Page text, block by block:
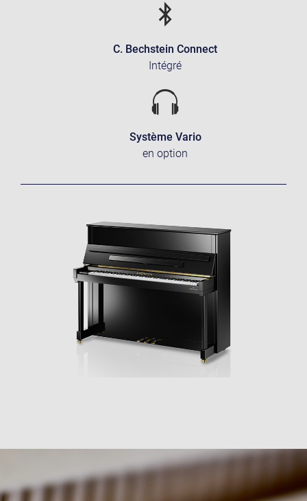
C. Bechstein Connect
Intégré
Système Vario
en option